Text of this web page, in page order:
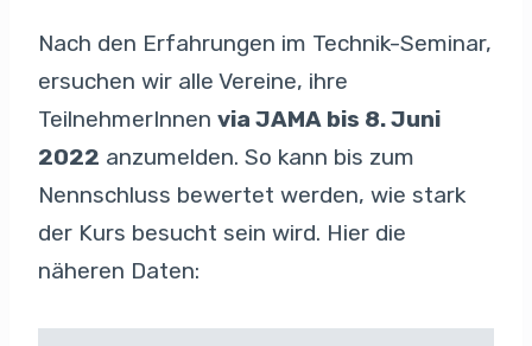
Nach den Erfahrungen im Technik-Seminar,
ersuchen wir alle Vereine, ihre
TeilnehmerInnen via JAMA bis 8. Juni
2022 anzumelden. So kann bis zum
Nennschluss bewertet werden, wie stark
der Kurs besucht sein wird. Hier die
näheren Daten: